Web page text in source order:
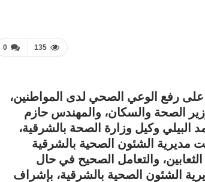
0 135
رفع الوعي الصحي لدى المواطنين،
وزير الصحة والسكان، والمهندس حازم
البيلي وكيل وزارة الصحة بالشرقية،
مديرية الشئون الصحية بالشرقية
والتعامل الصحيح في حال
الشئون الصحية بالشرقية، بإشراف